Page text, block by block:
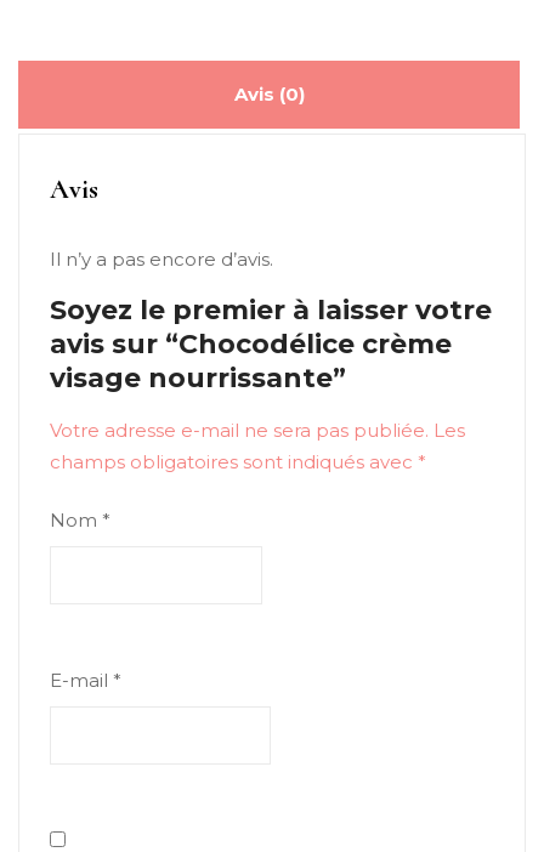
Avis (0)
Avis
Il n’y a pas encore d’avis.
Soyez le premier à laisser votre
avis sur “Chocodélice crème
visage nourrissante”
Votre adresse e-mail ne sera pas publiée. Les
champs obligatoires sont indiqués avec *
Nom *
E-mail *